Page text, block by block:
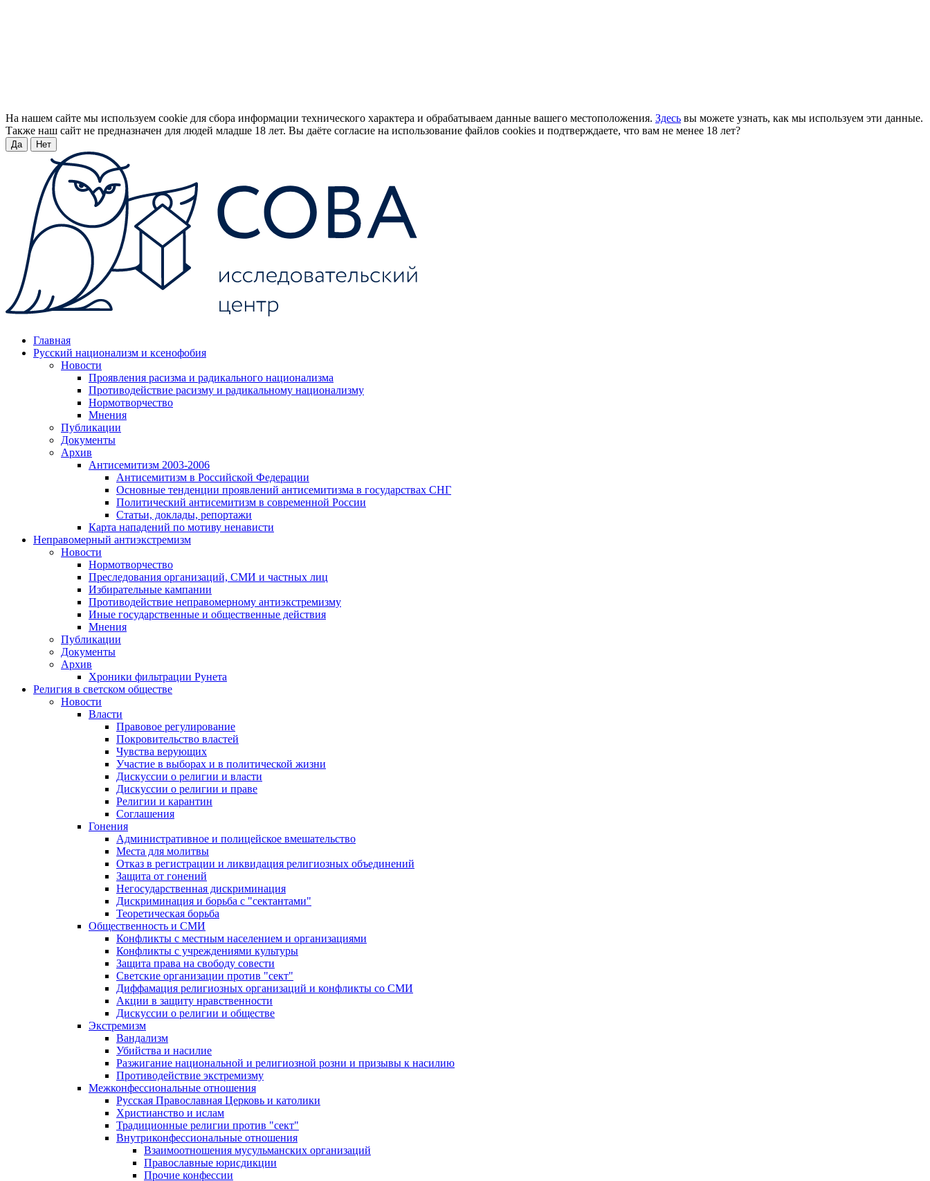
На нашем сайте мы используем cookie для сбора информации технического характера и обрабатываем данные вашего местоположения. Здесь вы можете узнать, как мы используем эти данные.
Также наш сайт не предназначен для людей младше 18 лет. Вы даёте согласие на использование файлов cookies и подтверждаете, что вам не менее 18 лет?
Да Нет
Главная
Русский национализм и ксенофобия
Новости
Проявления расизма и радикального национализма
Противодействие расизму и радикальному национализму
Нормотворчество
Мнения
Публикации
Документы
Архив
Антисемитизм 2003-2006
Антисемитизм в Российской Федерации
Основные тенденции проявлений антисемитизма в государствах СНГ
Политический антисемитизм в современной России
Статьи, доклады, репортажи
Карта нападений по мотиву ненависти
Неправомерный антиэкстремизм
Новости
Нормотворчество
Преследования организаций, СМИ и частных лиц
Избирательные кампании
Противодействие неправомерному антиэкстремизму
Иные государственные и общественные действия
Мнения
Публикации
Документы
Архив
Хроники фильтрации Рунета
Религия в светском обществе
Новости
Власти
Правовое регулирование
Покровительство властей
Чувства верующих
Участие в выборах и в политической жизни
Дискуссии о религии и власти
Дискуссии о религии и праве
Религии и карантин
Соглашения
Гонения
Административное и полицейское вмешательство
Места для молитвы
Отказ в регистрации и ликвидация религиозных объединений
Защита от гонений
Негосударственная дискриминация
Дискриминация и борьба с "сектантами"
Теоретическая борьба
Общественность и СМИ
Конфликты с местным населением и организациями
Конфликты с учреждениями культуры
Защита права на свободу совести
Светские организации против "сект"
Диффамация религиозных организаций и конфликты со СМИ
Акции в защиту нравственности
Дискуссии о религии и обществе
Экстремизм
Вандализм
Убийства и насилие
Разжигание национальной и религиозной розни и призывы к насилию
Противодействие экстремизму
Межконфессиональные отношения
Русская Православная Церковь и католики
Христианство и ислам
Традиционные религии против "сект"
Внутриконфессиональные отношения
Взаимоотношения мусульманских организаций
Православные юрисдикции
Прочие конфессии